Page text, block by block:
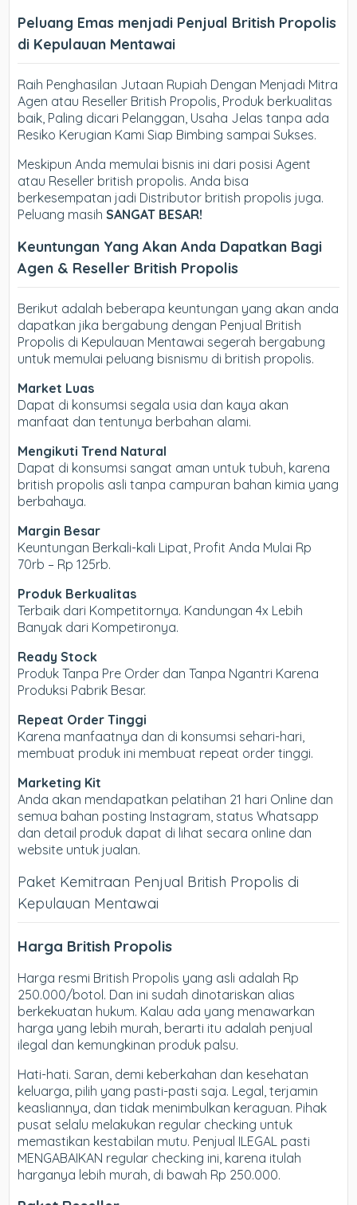
Peluang Emas menjadi Penjual British Propolis
di Kepulauan Mentawai
Raih Penghasilan Jutaan Rupiah Dengan Menjadi Mitra
Agen atau Reseller British Propolis, Produk berkualitas
baik, Paling dicari Pelanggan, Usaha Jelas tanpa ada
Resiko Kerugian Kami Siap Bimbing sampai Sukses.
Meskipun Anda memulai bisnis ini dari posisi Agent
atau Reseller british propolis. Anda bisa
berkesempatan jadi Distributor british propolis juga.
Peluang masihSANGAT BESAR!
Keuntungan Yang Akan Anda Dapatkan Bagi
Agen & Reseller British Propolis
Berikut adalah beberapa keuntungan yang akan anda
dapatkan jika bergabung dengan Penjual British
Propolis di Kepulauan Mentawai segerah bergabung
untuk memulai peluang bisnismu di british propolis.
Market Luas
Dapat di konsumsi segala usia dan kaya akan
manfaat dan tentunya berbahan alami.
Mengikuti Trend Natural
Dapat di konsumsi sangat aman untuk tubuh, karena
british propolis asli tanpa campuran bahan kimia yang
berbahaya.
Margin Besar
Keuntungan Berkali-kali Lipat, Profit Anda Mulai Rp
70rb – Rp 125rb.
Produk Berkualitas
Terbaik dari Kompetitornya. Kandungan 4x Lebih
Banyak dari Kompetironya.
Ready Stock
Produk Tanpa Pre Order dan Tanpa Ngantri Karena
Produksi Pabrik Besar.
Repeat Order Tinggi
Karena manfaatnya dan di konsumsi sehari-hari,
membuat produk ini membuat repeat order tinggi.
Marketing Kit
Anda akan mendapatkan pelatihan 21 hari Online dan
semua bahan posting Instagram, status Whatsapp
dan detail produk dapat di lihat secara online dan
website untuk jualan.
Paket Kemitraan Penjual British Propolis di
Kepulauan Mentawai
Harga British Propolis
Harga resmi British Propolis yang asli adalah Rp
250.000/botol. Dan ini sudah dinotariskan alias
berkekuatan hukum. Kalau ada yang menawarkan
harga yang lebih murah, berarti itu adalah penjual
ilegal dan kemungkinan produk palsu.
Hati-hati. Saran, demi keberkahan dan kesehatan
keluarga, pilih yang pasti-pasti saja. Legal, terjamin
keasliannya, dan tidak menimbulkan keraguan. Pihak
pusat selalu melakukan regular checking untuk
memastikan kestabilan mutu. Penjual ILEGAL pasti
MENGABAIKAN regular checking ini, karena itulah
harganya lebih murah, di bawah Rp 250.000.